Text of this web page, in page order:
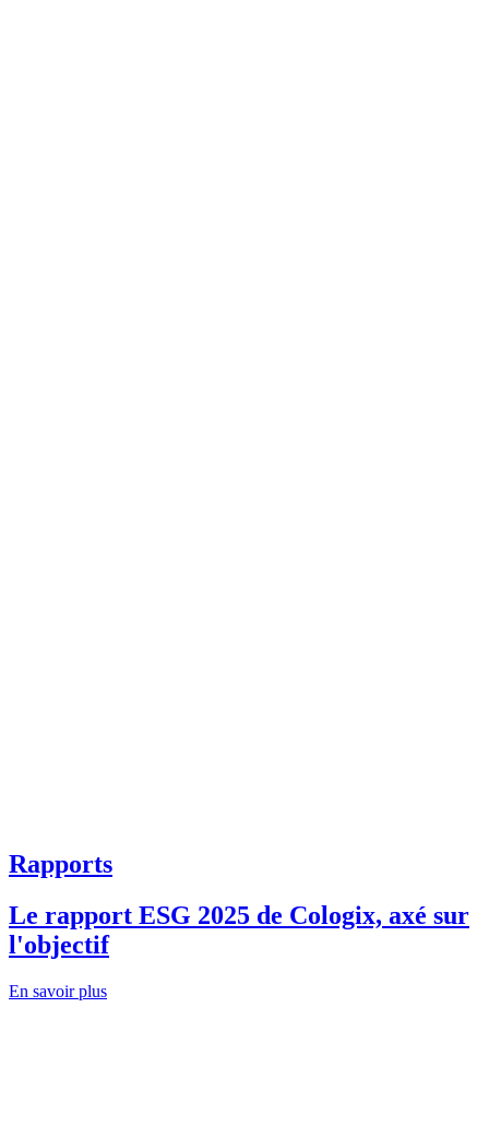
Rapports
Le rapport ESG 2025 de Cologix, axé sur
l'objectif
En savoir plus